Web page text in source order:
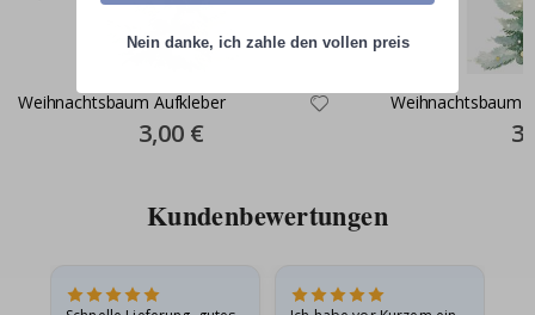
Weihnachtsbaum Aufkleber
Special
Price
3,00 €
Weihnachtsbaum
Kundenbewertungen
Nein danke, ich zahle den vollen preis